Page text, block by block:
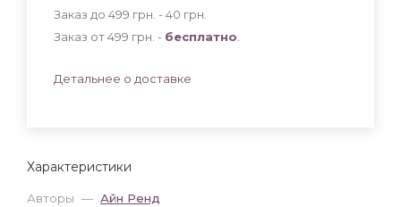
Характеристики
Авторы — Айн Ренд
Заказ до 499 грн. - 40 грн
Заказ от 499 грн. - бесплатно
Детальнее о доставке